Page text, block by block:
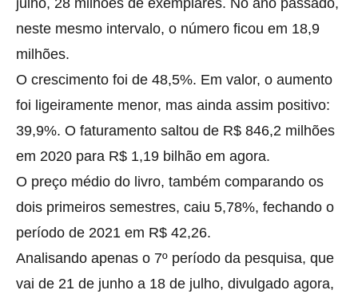
neste mesmo intervalo, o número ficou em 18,9
milhões.
O crescimento foi de 48,5%. Em valor, o aumento
foi ligeiramente menor, mas ainda assim positivo:
39,9%. O faturamento saltou de R$ 846,2 milhões
em 2020 para R$ 1,19 bilhão em agora.
O preço médio do livro, também comparando os
dois primeiros semestres, caiu 5,78%, fechando o
período de 2021 em R$ 42,26.
Analisando apenas o 7º período da pesquisa, que
vai de 21 de junho a 18 de julho, divulgado agora,